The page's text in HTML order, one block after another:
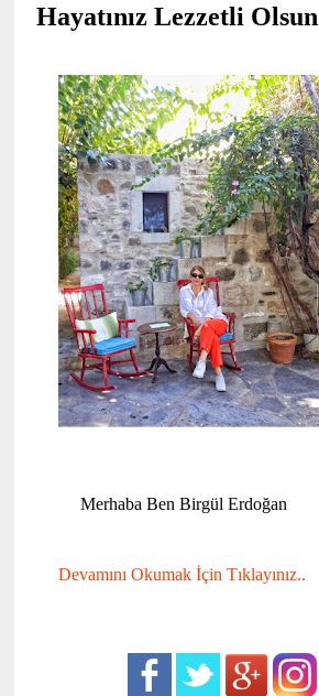
Hayatınız Lezzetli Olsun
Merhaba Ben Birgül Erdoğan
Devamını Okumak İçin Tıklayınız..